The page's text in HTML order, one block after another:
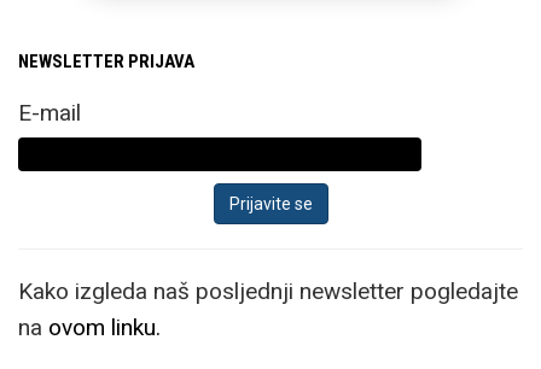
NEWSLETTER PRIJAVA
E-mail
Kako izgleda naš posljednji newsletter pogledajte
na ovom linku.